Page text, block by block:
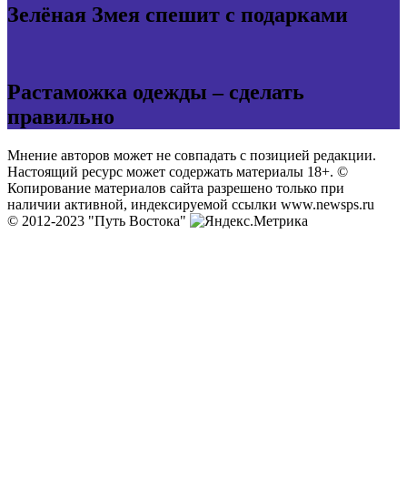
Зелёная Змея спешит с подарками
Растаможка одежды – сделать
правильно
Мнение авторов может не совпадать с позицией редакции.
Настоящий ресурс может содержать материалы 18+. ©
Копирование материалов сайта разрешено только при
наличии активной, индексируемой ссылки www.newsps.ru
© 2012-2023 "Путь Востока"